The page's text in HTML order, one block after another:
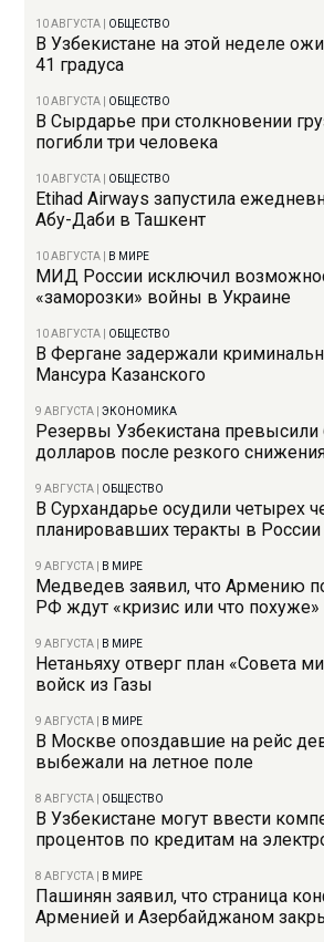
10 АВГУСТА ОБЩЕСТВО
В Узбекистане на этой неделе
41 градуса
10 АВГУСТА ОБЩЕСТВО
В Сырдарье при столкновении
погибли три человека
10 АВГУСТА ОБЩЕСТВО
Etihad Airways запустила
Абу-Даби в Ташкент
10 АВГУСТА В МИРЕ
МИД России исключил
«заморозки» войны в Украине
10 АВГУСТА ОБЩЕСТВО
В Фергане задержали
Мансура Казанского
9 АВГУСТА |ЭКОНОМИКА
Резервы Узбекистана
долларов после резкого
9 АВГУСТА ОБЩЕСТВО
В Сурхандарье осудили четырех
планировавших теракты в России
9 АВГУСТА В МИРЕ
Медведев заявил, что Армению
РФ ждут «кризис или что похуже»
9 АВГУСТА В МИРЕ
Нетаньяху отверг план «Совета
войск из Газы
9 АВГУСТА В МИРЕ
В Москве опоздавшие на рейс
выбежали на летное поле
8 АВГУСТА ОБЩЕСТВО
В Узбекистане могут ввести
процентов по кредитам на
8 АВГУСТА В МИРЕ
Пашинян заявил, что страница
Арменией и Азербайджаном